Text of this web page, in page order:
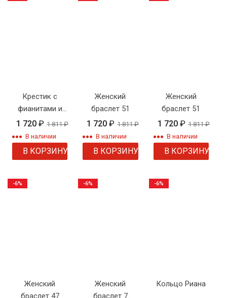
Крестик с
фианитами и
цепочкой
1 720 ₽ 1 811₽
В наличии
В КОРЗИНУ
Женский
браслет 51
1 720₽ 1 811₽
В наличии
В КОРЗИНУ
Женский
браслет 51
1 720 ₽ 1 811₽
В наличии
В КОРЗИНУ
Женский
браслет 47
-6%
Женский
браслет 7
-6%
Кольцо Риана
-6%